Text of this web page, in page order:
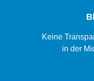
Keine
in der